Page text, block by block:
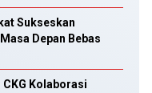
Sukseskan
Depan Bebas
Kolaborasi